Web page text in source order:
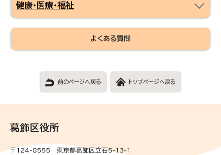
健康・医療・福祉
よくある質問
前のページへ戻る トップページへ戻る
葛飾区役所
〒124-8555 東京都葛飾区立石5-13-1